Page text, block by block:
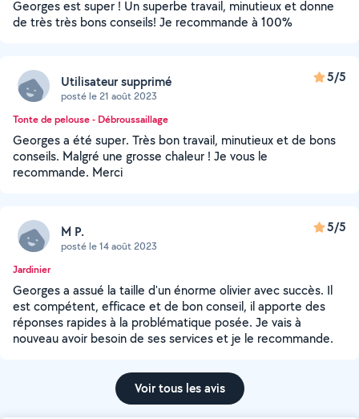
Georges est super ! Un superbe travail, minutieux et donne
de très très bons conseils! Je recommande à 100%
Utilisateur supprimé
posté le 21 août 2023
5/5
Tonte de pelouse - Débroussaillage
Georges a été super. Très bon travail, minutieux et de bons
conseils. Malgré une grosse chaleur ! Je vous le
recommande. Merci
M P.
posté le 14 août 2023
5/5
Jardinier
Georges a assué la taille d'un énorme olivier avec succès. Il
est compétent, efficace et de bon conseil, il apporte des
réponses rapides à la problématique posée. Je vais à
nouveau avoir besoin de ses services et je le recommande.
Voir tous les avis